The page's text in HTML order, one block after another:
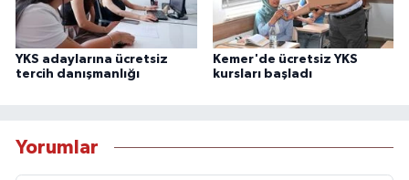
YKS adaylarına ücretsiz
tercih danışmanlığı
Kemer'de ücretsiz YKS
kursları başladı
Yorumlar